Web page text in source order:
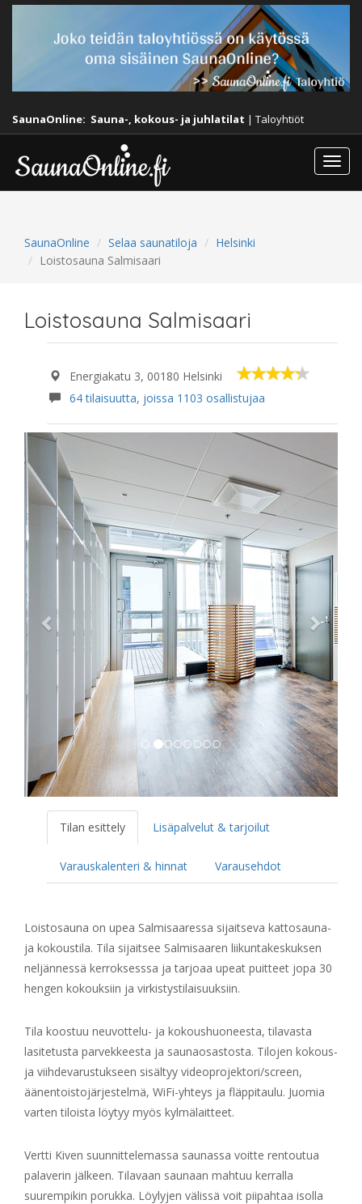
SaunaOnline: Sauna-, kokous- ja juhlatilat | Taloyhtiöt
SaunaOnline Selaa saunatiloja
Helsinki
Loistosauna Salmisaari
Loistosauna Salmisaari
Energiakatu 3, 00180 Helsinki
64 tilaisuutta, joissa 1103 osallistujaa
Previous
Tilan esittely Lisäpalvelut & tarjoilut
Varauskalenteri & hinnat Varausehdot
Loistosauna on upea Salmisaaressa sijaitseva kattosauna-
ja kokoustila. Tila sijaitsee Salmisaaren liikuntakeskuksen
neljännessä kerroksesssa ja tarjoaa upeat puitteet jopa 30
hengen kokouksiin ja virkistystilaisuuksiin.
Tila koostuu neuvottelu- ja kokoushuoneesta, tilavasta
lasitetusta parvekkeesta ja saunaosastosta. Tilojen kokous-
ja viihdevarustukseen sisältyy videoprojektori/screen,
äänentoistojärjestelmä, WiFi-yhteys ja fläppitaulu. Juomia
varten tiloista löytyy myös kylmälaitteet.
Vertti Kiven suunnittelemassa saunassa voitte rentoutua
palaverin jälkeen. Tilavaan saunaan mahtuu kerralla
suurempikin porukka. Löylyjen välissä voit piipahtaa isolla